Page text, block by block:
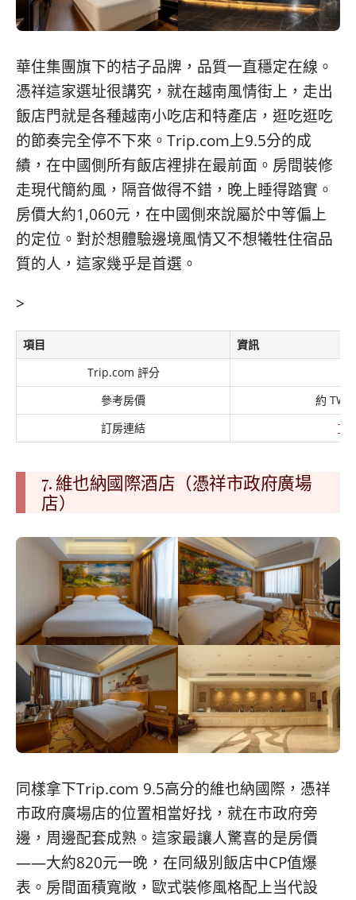
華住集團旗下的桔子品牌，品質一直穩定在線。
憑祥這家選址很講究，就在越南風情街上，走出
飯店門就是各種越南小吃店和特產店，逛吃逛吃
的節奏完全停不下來。Trip.com上9.5分的成
績，在中國側所有飯店裡排在最前面。房間裝修
走現代簡約風，隔音做得不錯，晚上睡得踏實。
房價大約1,060元，在中國側來說屬於中等偏上
的定位。對於想體驗邊境風情又不想犧牲住宿品
質的人，這家幾乎是首選。
>
項目
資訊
Trip.com 評分
參考房價
約
訂房連結
7. 維也納國際酒店（憑祥市政府廣場
店）
同樣拿下Trip.com 9.5高分的維也納國際，憑祥
市政府廣場店的位置相當好找，就在市政府旁
邊，周邊配套成熟。這家最讓人驚喜的是房價
——大約820元一晚，在同級別飯店中CP值爆
表。房間面積寬敞，歐式裝修風格配上当代設